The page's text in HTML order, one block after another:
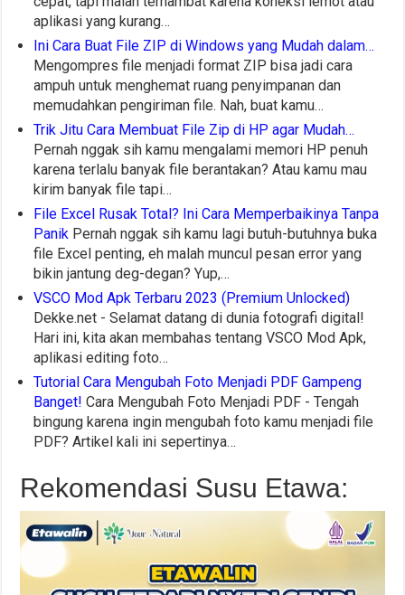
aplikasi yang kurang…
Ini Cara Buat File ZIP di Windows yang Mudah dalam…
Mengompres file menjadi format ZIP bisa jadi cara
ampuh untuk menghemat ruang penyimpanan dan
memudahkan pengiriman file. Nah, buat kamu…
Trik Jitu Cara Membuat File Zip di HP agar Mudah…
Pernah nggak sih kamu mengalami memori HP penuh
karena terlalu banyak file berantakan? Atau kamu mau
kirim banyak file tapi…
File Excel Rusak Total? Ini Cara Memperbaikinya Tanpa
Panik Pernah nggak sih kamu lagi butuh-butuhnya buka
file Excel penting, eh malah muncul pesan error yang
bikin jantung deg-degan? Yup,…
VSCO Mod Apk Terbaru 2023 (Premium Unlocked)
Dekke.net - Selamat datang di dunia fotografi digital!
Hari ini, kita akan membahas tentang VSCO Mod Apk,
aplikasi editing foto…
Tutorial Cara Mengubah Foto Menjadi PDF Gampeng
Banget! Cara Mengubah Foto Menjadi PDF - Tengah
bingung karena ingin mengubah foto kamu menjadi file
PDF? Artikel kali ini sepertinya…
Rekomendasi Susu Etawa: